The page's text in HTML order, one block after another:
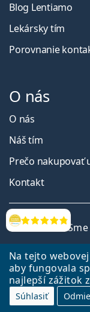
Na tejto
aby fungovala
najlepší zážitok
Súhlasiť
Hodnotenia
Blog Lentiamo
Lekársky tím
Porovnanie
O nás
O nás
Náš tím
Prečo nakupovať
Kontakt